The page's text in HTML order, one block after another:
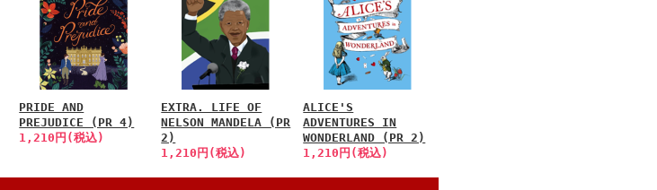
PRIDE AND
PREJUDICE (PR 4)
1,210円(税込)
EXTRA. LIFE OF
NELSON MANDELA (PR
2)
1,210円(税込)
ALICE'S
ADVENTURES IN
WONDERLAND (PR 2)
1,210円(税込)